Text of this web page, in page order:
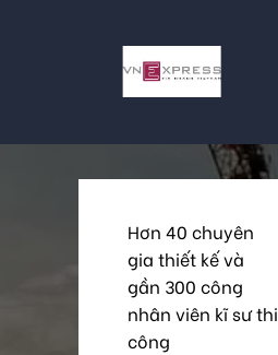
Hơn 40 chuyên
gia thiết kế và
gần 300 công
nhân viên kĩ sư thi
công